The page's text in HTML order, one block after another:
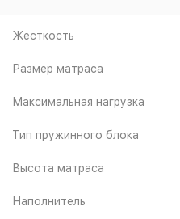
Жесткость
Размер матраса
Максимальная нагрузка
Тип пружинного блока
Высота матраса
Наполнитель